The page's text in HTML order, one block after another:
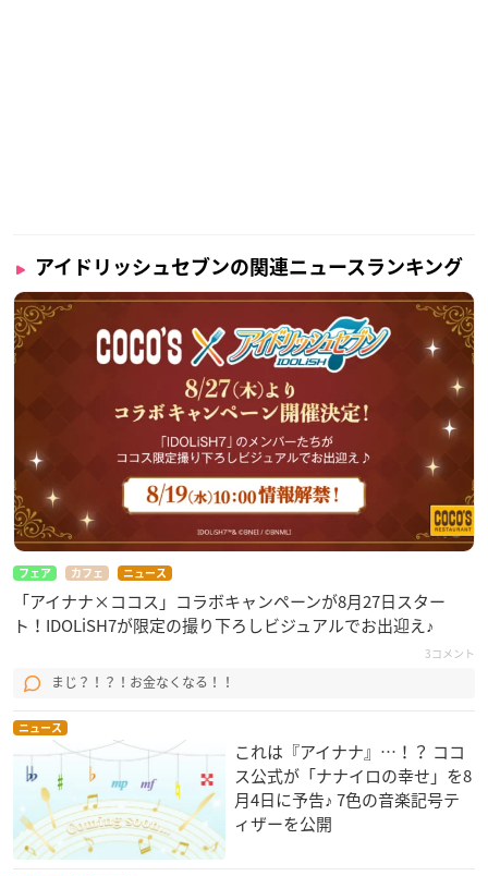
アイドリッシュセブンの関連ニュースランキング
フェア カフェ ニュース
「アイナナ×ココス」コラボキャンペーンが8月27日スター
ト！IDOLiSH7が限定の撮り下ろしビジュアルでお出迎え♪
3コメント
まじ？！？！お金なくなる！！
ニュース
これは『アイナナ』…！？ ココ
ス公式が「ナナイロの幸せ」を8
月4日に予告♪ 7色の音楽記号テ
ィザーを公開